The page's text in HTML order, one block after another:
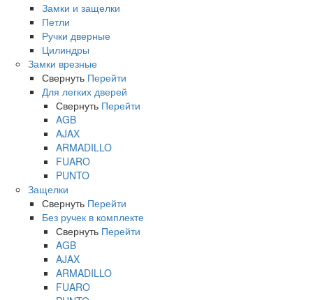
Замки и защелки
Петли
Ручки дверные
Цилиндры
Замки врезные
Свернуть Перейти
Для легких дверей
Свернуть Перейти
AGB
AJAX
ARMADILLO
FUARO
PUNTO
Защелки
Свернуть Перейти
Без ручек в комплекте
Свернуть Перейти
AGB
AJAX
ARMADILLO
FUARO